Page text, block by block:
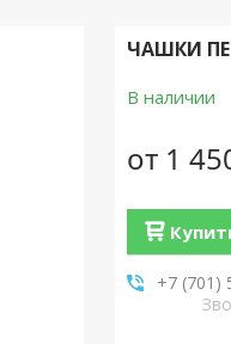
ЧАШКИ
В наличии
от 1
+7 (701)